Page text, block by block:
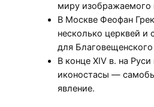
миру изображаемого
В Москве Феофан
несколько церквей и
для
В конце XIV в. на
иконостасы —
явление.